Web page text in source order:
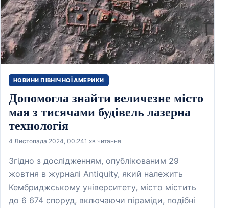
НОВИНИ ПІВНІЧНОЇ АМЕРИКИ
Допомогла знайти величезне місто
мая з тисячами будівель лазерна
технологія
4 Листопада 2024, 00:241 хв читання
Згідно з дослідженням, опублікованим 29
жовтня в журналі Antiquity, який належить
Кембриджському університету, місто містить
до 6 674 споруд, включаючи піраміди, подібні